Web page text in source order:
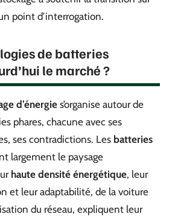
point d’interrogation.
de batteries
le marché ?
d’énergie s’organise autour de
phares, chacune avec ses
ses contradictions. Les batteries
largement le paysage
haute densité énergétique, leur
et leur adaptabilité, de la voiture
du réseau, expliquent leur